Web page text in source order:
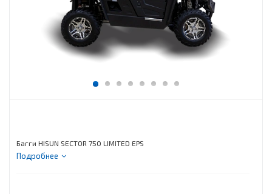
Багги HISUN SECTOR 750 LIMITED EPS
Подробнее